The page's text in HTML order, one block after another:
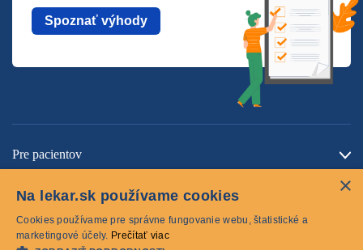
Spoznať výhody
Pre pacientov
×
Na lekar.sk používame cookies
Cookies používame pre správne fungovanie webu, štatistické a
marketingové účely. Prečítať viac